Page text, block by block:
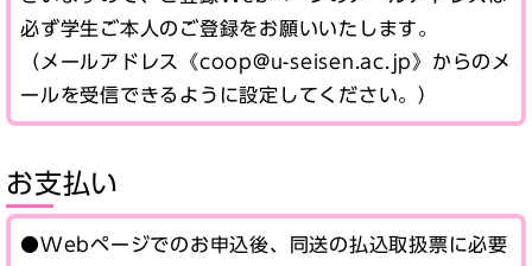
必ず学生ご本人のご登録をお願いいたします。
（メールアドレス《coop@u-seisen.ac.jp》からのメ
ールを受信できるように設定してください。）
お支払い
●Webページでのお申込後、同送の払込取扱票に必要